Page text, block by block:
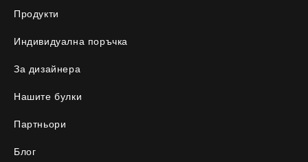
Продукти
Индивидуална поръчка
За дизайнера
Нашите булки
Партньори
Блог